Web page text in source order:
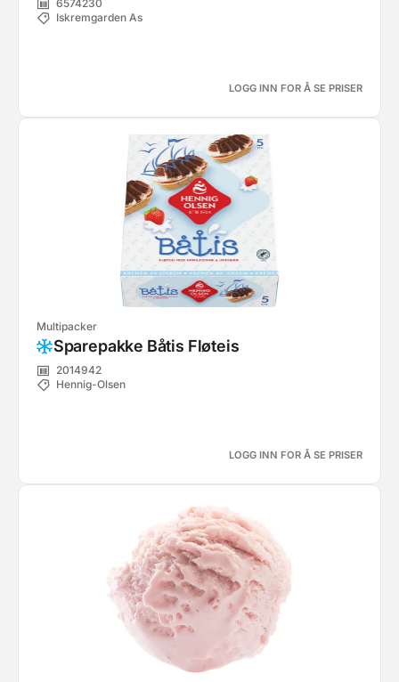
6574230
Iskremgarden As
LOGG INN FOR Å SE PRISER
Multipacker
Sparepakke Båtis Fløteis
2014942
Hennig-Olsen
LOGG INN FOR Å SE PRISER